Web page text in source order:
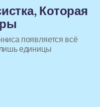
Которая
появляется всё
единицы